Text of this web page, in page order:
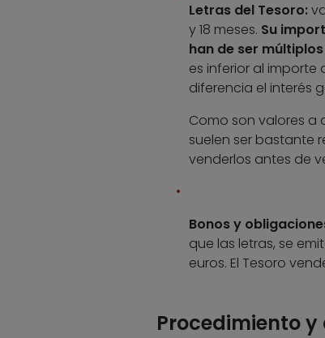
Letras del Tesoro:
y 18 meses. Su
han de ser múltiplos
es inferior al importe
diferencia el interés
Como son valores a
suelen ser bastante
venderlos antes de
Bonos y
que las letras, se
euros. El Tesoro
Procedimiento